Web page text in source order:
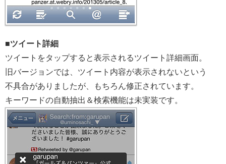
■ツイート詳細
ツイートをタップすると表示されるツイート詳細画面。
旧バージョンでは、ツイート内容が表示されないという
不具合がありましたが、もちろん修正されています。
キーワードの自動抽出＆検索機能は未実装です。